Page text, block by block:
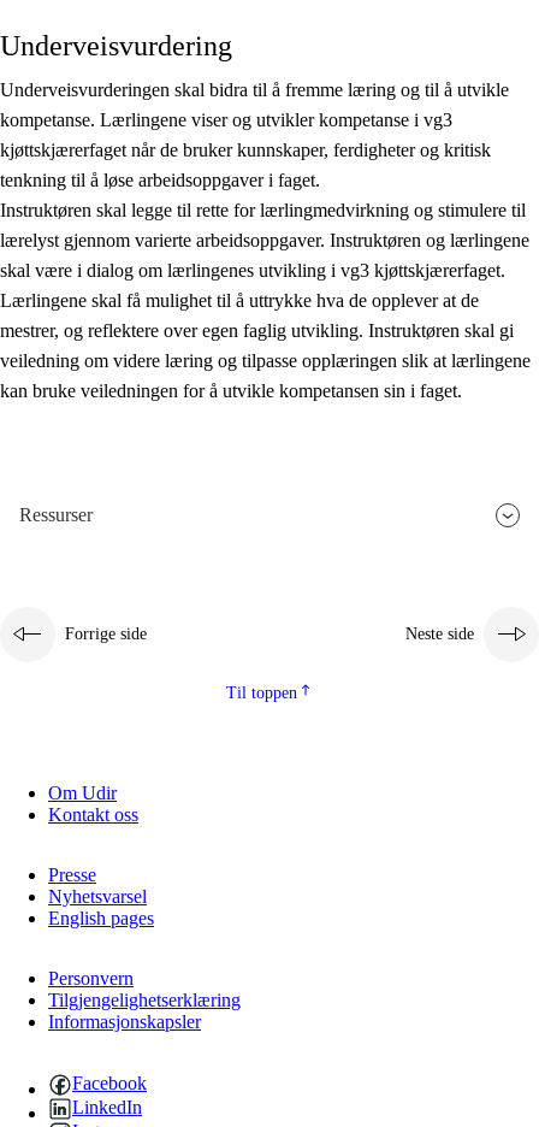
Underveisvurdering
Underveisvurderingen skal bidra til å fremme læring og til å utvikle
kompetanse. Lærlingene viser og utvikler kompetanse i vg3
kjøttskjærerfaget når de bruker kunnskaper, ferdigheter og kritisk
tenkning til å løse arbeidsoppgaver i faget.
Instruktøren skal legge til rette for lærlingmedvirkning og stimulere til
lærelyst gjennom varierte arbeidsoppgaver. Instruktøren og lærlingene
skal være i dialog om lærlingenes utvikling i vg3 kjøttskjærerfaget.
Lærlingene skal få mulighet til å uttrykke hva de opplever at de
mestrer, og reflektere over egen faglig utvikling. Instruktøren skal gi
veiledning om videre læring og tilpasse opplæringen slik at lærlingene
kan bruke veiledningen for å utvikle kompetansen sin i faget.
Ressurser
Forrige side Neste side
Til toppen
Om Udir
Kontakt oss
Presse
Nyhetsvarsel
English pages
Personvern
Tilgjengelighetserklæring
Informasjonskapsler
Facebook
LinkedIn